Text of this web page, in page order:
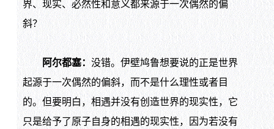
界、现实、必然性和意义都来源于一次偶然的偏
斜？
阿尔都塞： 没错。伊壁鸠鲁想要说的正是世界
起源于一次偶然的偏斜，而不是什么理性或者目
的。但要明白，相遇并没有创造世界的现实性，它
只是给予了原子自身的相遇的现实性，因为若没有